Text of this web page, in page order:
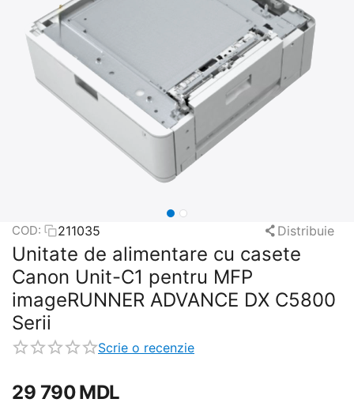
COD: 211035 Distribuie
Unitate de alimentare cu casete
Canon Unit-C1 pentru MFP
imageRUNNER ADVANCE DX C5800
Serii
Scrie o recenzie
29 790MDL